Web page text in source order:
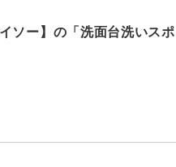
ソー】の「洗面台洗いスポ